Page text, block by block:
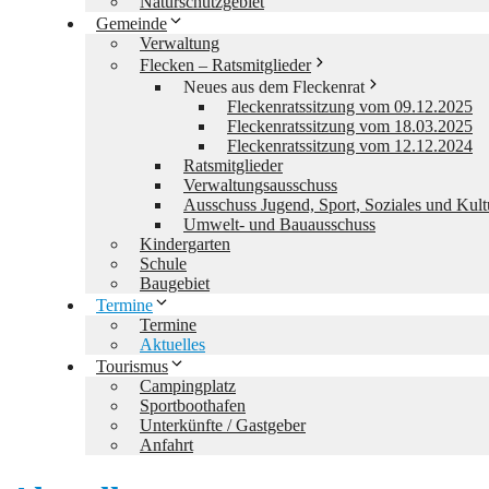
Gemeinde
Verwaltung
Flecken – Ratsmitglieder
Neues aus dem Fleckenrat
Fleckenratssitzung vom 09.12.2025
Fleckenratssitzung vom 18.03.2025
Fleckenratssitzung vom 12.12.2024
Ratsmitglieder
Verwaltungsausschuss
Ausschuss Jugend, Sport, Soziales und
Umwelt- und Bauausschuss
Kindergarten
Schule
Baugebiet
Termine
Termine
Aktuelles
Tourismus
Campingplatz
Sportboothafen
Unterkünfte / Gastgeber
Anfahrt